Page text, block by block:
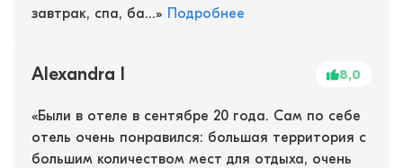
завтрак, спа, ба...» Подробнее
Alexandra I 8,0
«Были в отеле в сентябре 20 года. Сам по себе
отель очень понравился: большая территория с
большим количеством мест для отдыха, очень